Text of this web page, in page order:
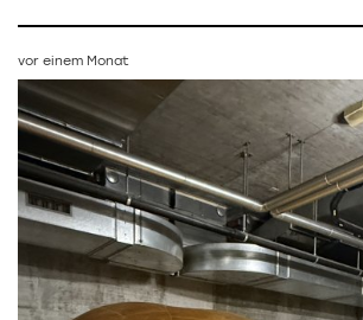
vor einem Monat